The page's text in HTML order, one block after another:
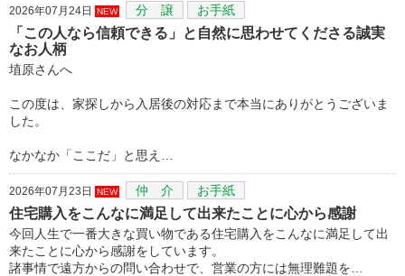
2026年07月24日 NEW 分 譲 お手紙
「この人なら信頼できる」と自然に思わせてくださる誠実
なお人柄
埴原さんへ
この度は、家探しから入居後の対応まで本当にありがとうございま
した。
なかなか「ここだ」と思え…
2026年07月23日 NEW 仲 介 お手紙
住宅購入をこんなに満足して出来たことに心から感謝
今回人生で一番大きな買い物である住宅購入をこんなに満足して出
来たことに心から感謝をしています。
諸事情で遠方からの問い合わせで、営業の方には無理難題を…